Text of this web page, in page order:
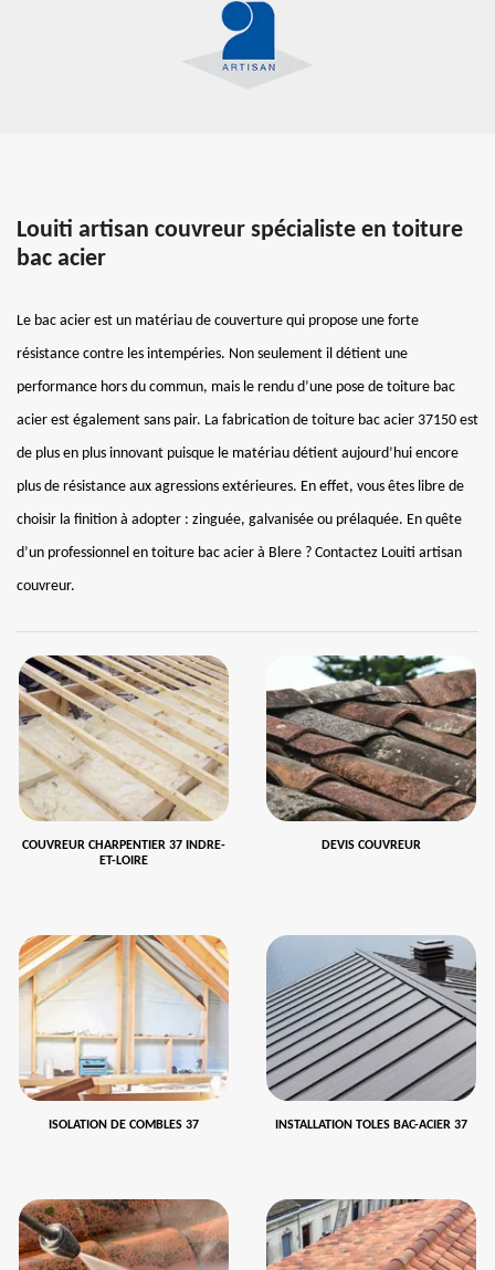
Louiti artisan couvreur spécialiste en toiture
bac acier
Le bac acier est un matériau de couverture qui propose une forte
résistance contre les intempéries. Non seulement il détient une
performance hors du commun, mais le rendu d’une pose de toiture bac
acier est également sans pair. La fabrication de toiture bac acier 37150 est
de plus en plus innovant puisque le matériau détient aujourd’hui encore
plus de résistance aux agressions extérieures. En effet, vous êtes libre de
choisir la finition à adopter : zinguée, galvanisée ou prélaquée. En quête
d’un professionnel en toiture bac acier à Blere ? Contactez Louiti artisan
couvreur.
COUVREUR CHARPENTIER 37 INDRE-
ET-LOIRE
DEVIS COUVREUR
ISOLATION DE COMBLES 37 INSTALLATION TOLES BAC-ACIER 37